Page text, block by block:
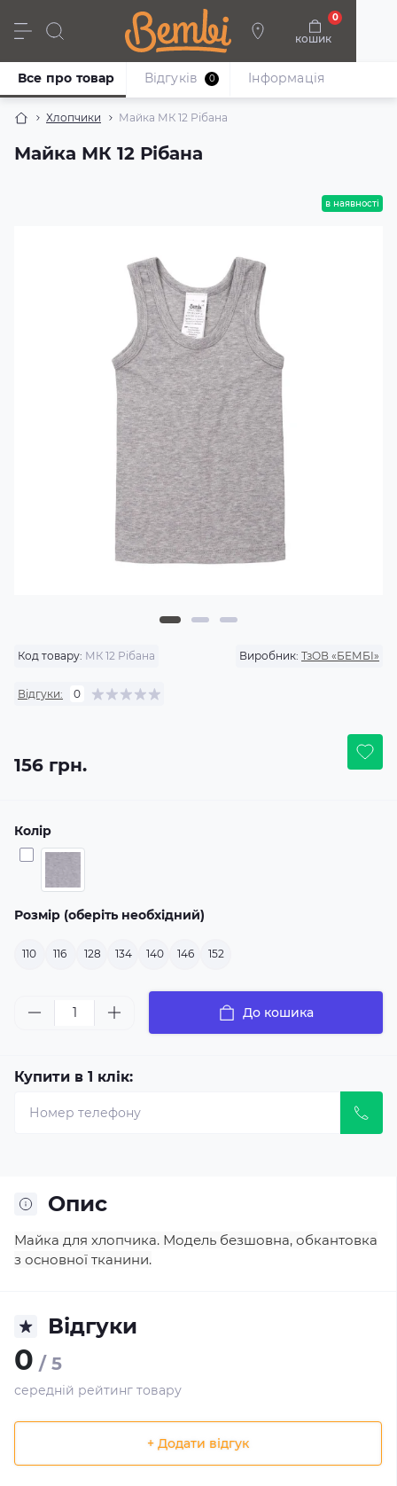
кошик
0
Дівчата Хлопці Немовлята Взуття
Хлопчики Майка МК 12 Рібана
Майка МК 12 Рібана
Все про товар Відгуків 0 Iнформація
в наявності
Код товару: МК 12 Рібана Виробник: ТзОВ «БЕМБІ»
Відгуки: 0
156 грн.
Колір
Розмір (оберіть необхідний)
110 116 128 134 140 146 152
До кошика
Купити в 1 клік:
Опис
Майка для хлопчика. Модель безшовна, обкантовка
з основної тканини.
Відгуки
0 / 5
середній рейтинг товару
+ Додати відгук